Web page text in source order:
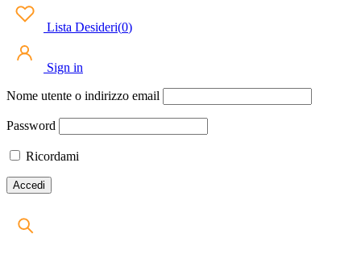
Lista Desideri(0)
Sign in
Nome utente o indirizzo email
Password
Ricordami